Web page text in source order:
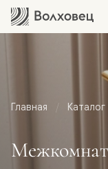
Главная Каталог